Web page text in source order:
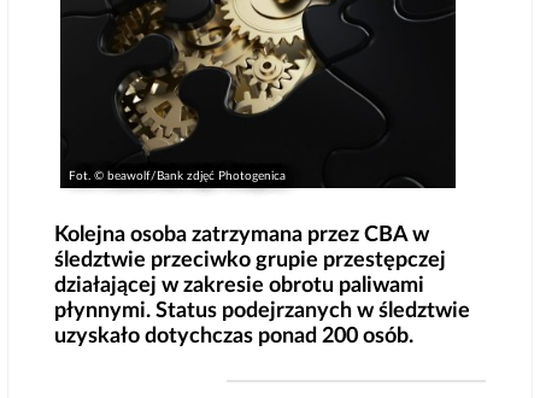
Fot. © beawolf/Bank zdjęć Photogenica
Kolejna osoba zatrzymana przez CBA w
śledztwie przeciwko grupie przestępczej
działającej w zakresie obrotu paliwami
płynnymi. Status podejrzanych w śledztwie
uzyskało dotychczas ponad 200 osób.